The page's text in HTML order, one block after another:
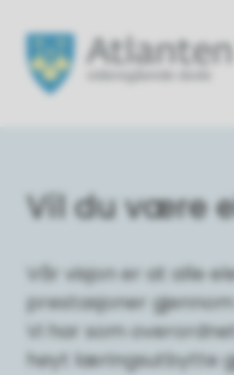
Atlanten
Vil du være
Vår visjon er at alle
prestasjoner
Vi har som
høyt læringsutbytte